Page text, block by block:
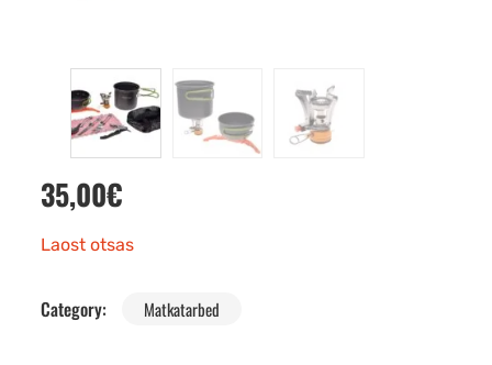
35,00€
Laost otsas
Category: Matkatarbed